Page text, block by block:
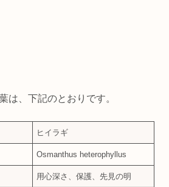
は、下記のとおりです。
ヒイラギ
Osmanthus heterophyllus
用心深さ、保護、先見の明